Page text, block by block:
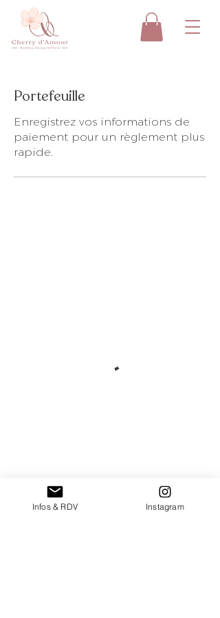
Portefeuille
Enregistrez vos informations de
paiement pour un règlement plus
rapide.
Infos & RDV Instagram